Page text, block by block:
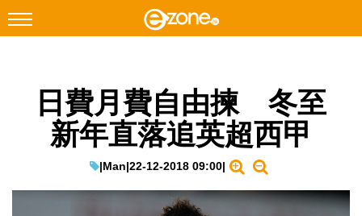
Facebook Instagram
科技焦點
遊戲動漫
日費月費自由揀 冬至
新年直落追英超西甲
|Man|22-12-2018 09:00|